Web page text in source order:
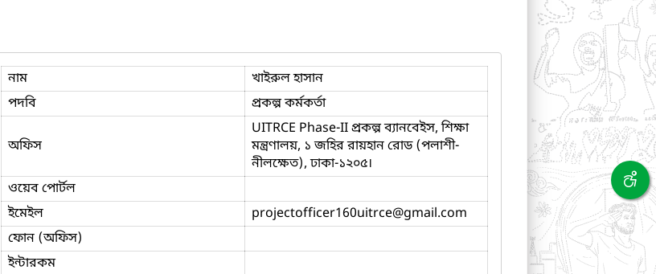
নাম
খাইরুল হাসান
পদবি
প্রকল্প কর্মকর্তা
অফিস
UITRCE Phase-II প্রকল্প ব্যানবেইস, শিক্ষা
মন্ত্রণালয়, ১ জহির রায়হান রোড (পলাশী-
নীলক্ষেত), ঢাকা-১২০৫।
ওয়েব পোর্টল
ইমেইল
projectofficer160uitrce@gmail.com
ফোন (অফিস)
ইন্টারকম